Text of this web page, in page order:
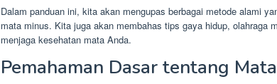
Dalam panduan ini, kita akan mengupas berbagai metode alami
mata minus. Kita juga akan membahas tips gaya hidup, olahraga
menjaga kesehatan mata Anda.
Pemahaman Dasar tentang